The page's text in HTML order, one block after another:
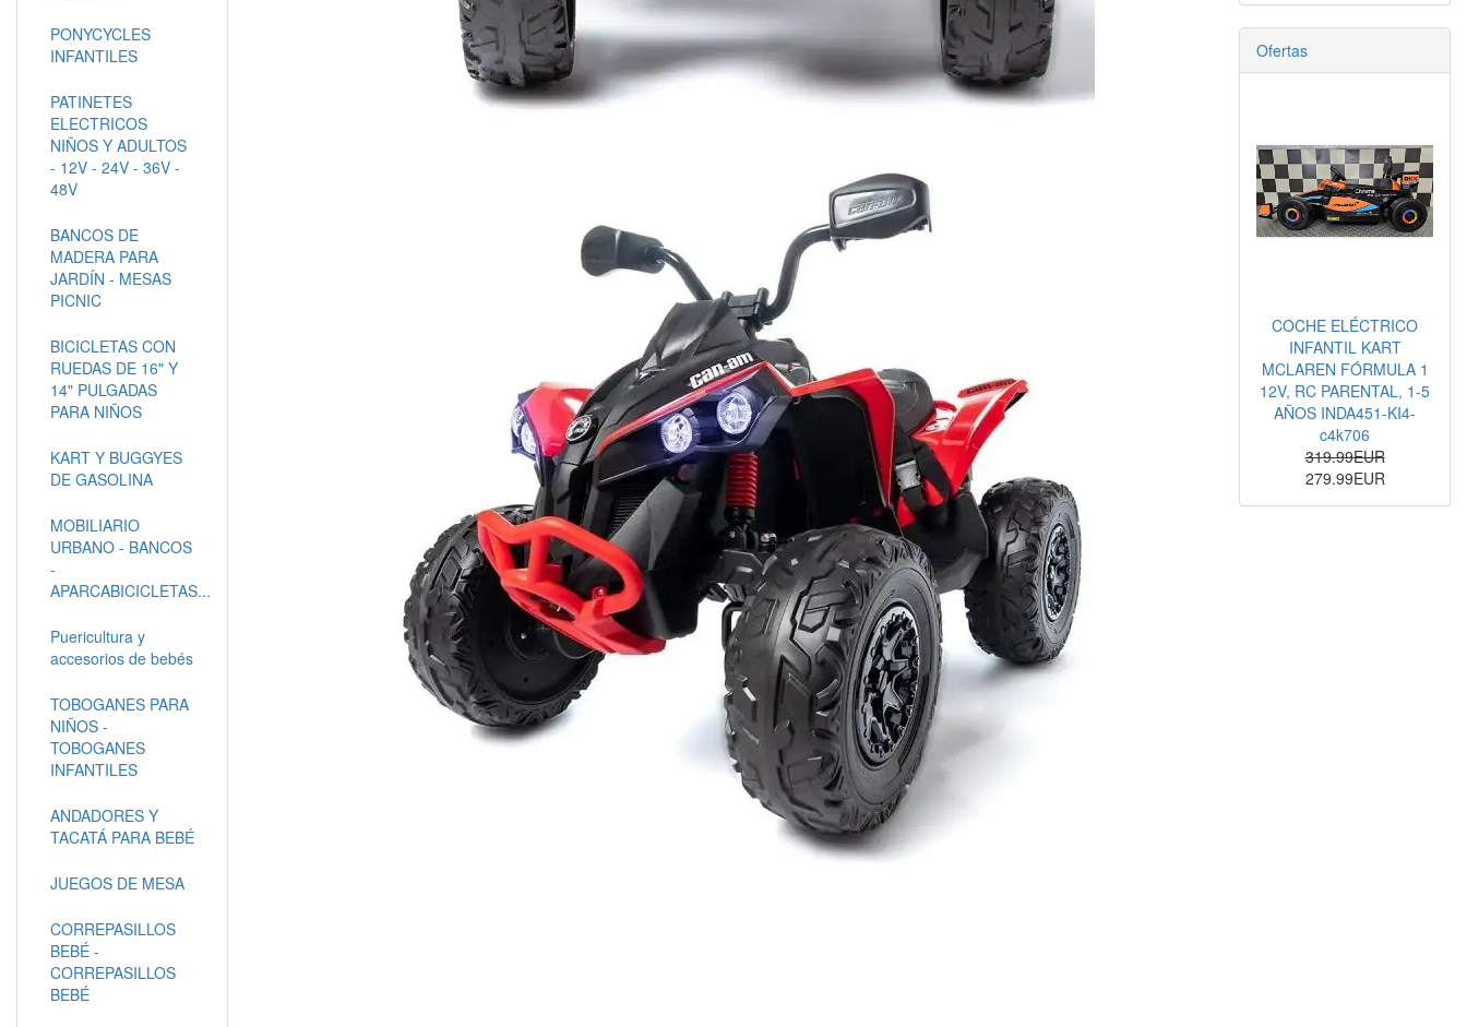
PONYCYCLES
INFANTILES
PATINETES
ELECTRICOS
NIÑOS Y ADULTOS
- 12V - 24V - 36V -
48V
BANCOS DE
MADERA PARA
JARDÍN - MESAS
PICNIC
BICICLETAS CON
RUEDAS DE 16" Y
14" PULGADAS
PARA NIÑOS
KART Y BUGGYES
DE GASOLINA
MOBILIARIO
URBANO - BANCOS
-
APARCABICICLETAS...
Puericultura y
accesorios de bebés
TOBOGANES PARA
NIÑOS -
TOBOGANES
INFANTILES
ANDADORES Y
TACATÁ PARA BEBÉ
JUEGOS DE MESA
CORREPASILLOS
BEBÉ -
CORREPASILLOS
BEBÉ
Ofertas
COCHE ELÉCTRICO
INFANTIL KART
MCLAREN FÓRMULA 1
12V, RC PARENTAL, 1-5
AÑOS INDA451-KI4-
c4k706
319.99EUR
279.99EUR